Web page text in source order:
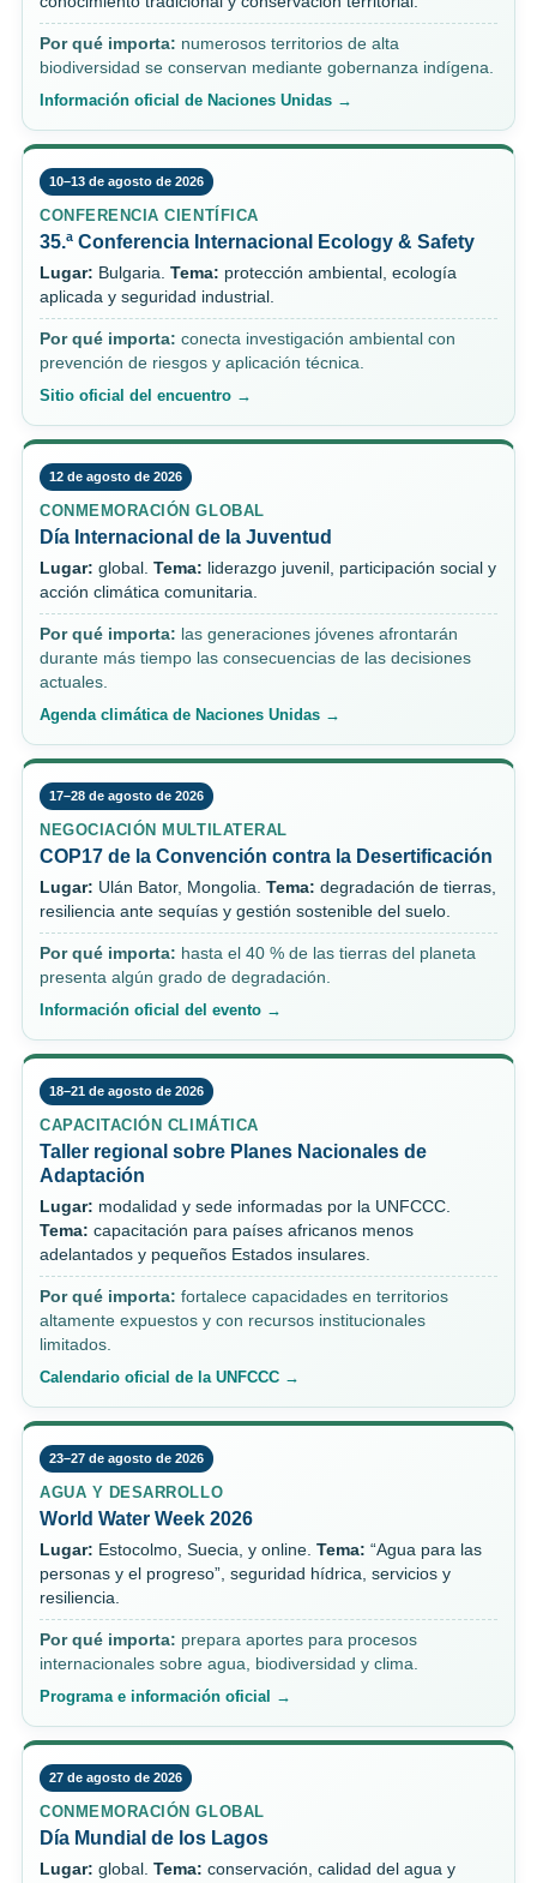
Por qué importa: numerosos territorios de alta
biodiversidad se conservan mediante gobernanza indígena.
Información oficial de Naciones Unidas →
10–13 de agosto de 2026
CONFERENCIA CIENTÍFICA
35.ª Conferencia Internacional Ecology & Safety
Lugar: Bulgaria. Tema: protección ambiental, ecología
aplicada y seguridad industrial.
Por qué importa: conecta investigación ambiental con
prevención de riesgos y aplicación técnica.
Sitio oficial del encuentro →
12 de agosto de 2026
CONMEMORACIÓN GLOBAL
Día Internacional de la Juventud
Lugar: global. Tema: liderazgo juvenil, participación social y
acción climática comunitaria.
Por qué importa: las generaciones jóvenes afrontarán
durante más tiempo las consecuencias de las decisiones
actuales.
Agenda climática de Naciones Unidas →
17–28 de agosto de 2026
NEGOCIACIÓN MULTILATERAL
COP17 de la Convención contra la Desertificación
Lugar: Ulán Bator, Mongolia. Tema: degradación de tierras,
resiliencia ante sequías y gestión sostenible del suelo.
Por qué importa: hasta el 40 % de las tierras del planeta
presenta algún grado de degradación.
Información oficial del evento →
18–21 de agosto de 2026
CAPACITACIÓN CLIMÁTICA
Taller regional sobre Planes Nacionales de
Adaptación
Lugar: modalidad y sede informadas por la UNFCCC.
Tema: capacitación para países africanos menos
adelantados y pequeños Estados insulares.
Por qué importa: fortalece capacidades en territorios
altamente expuestos y con recursos institucionales
limitados.
Calendario oficial de la UNFCCC →
23–27 de agosto de 2026
AGUA Y DESARROLLO
World Water Week 2026
Lugar: Estocolmo, Suecia, y online. Tema: “Agua para las
personas y el progreso”, seguridad hídrica, servicios y
resiliencia.
Por qué importa: prepara aportes para procesos
internacionales sobre agua, biodiversidad y clima.
Programa e información oficial →
27 de agosto de 2026
CONMEMORACIÓN GLOBAL
Día Mundial de los Lagos
Lugar: global. Tema: conservación, calidad del agua y